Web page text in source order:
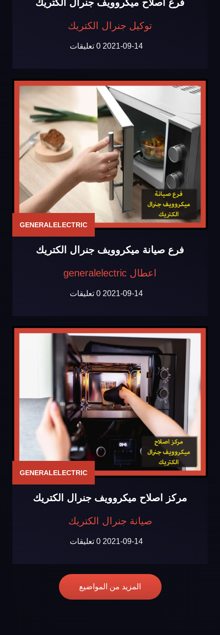
فرع اصلاح ميكروويف جنرال الكتريك
توكيل جنرال الكتريك
2021-09-14 0 تعليقات
GENERALELECTRIC
فرع صيانة ميكروويف جنرال الكتريك
اعطال generalelectric
2021-09-14 0 تعليقات
GENERALELECTRIC
مركز اصلاح ميكروويف جنرال الكتريك
صيانة جنرال الكتريك
2021-09-14 0 تعليقات
المزيد من المواضيع